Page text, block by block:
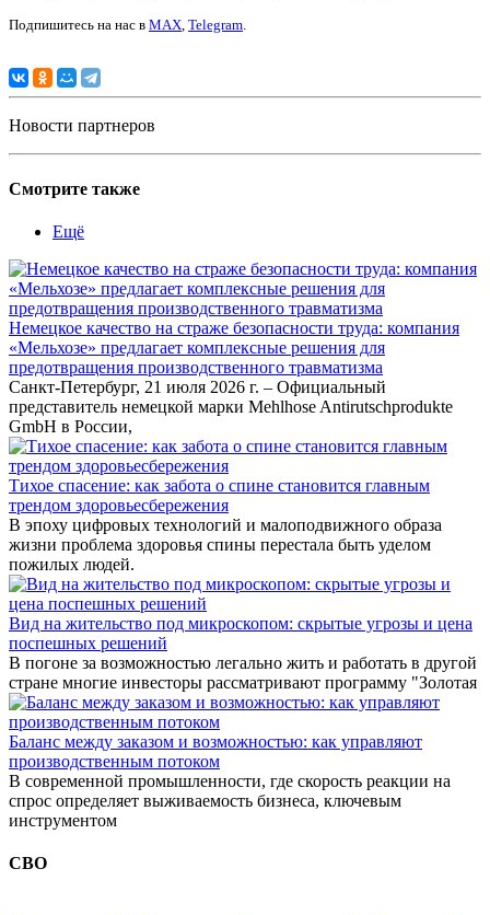
Подпишитесь на нас в MAX, Telegram.
Новости партнеров
Смотрите также
Ещё
Немецкое качество на страже безопасности труда: компания
«Мельхозе» предлагает комплексные решения для
предотвращения производственного травматизма
Санкт-Петербург, 21 июля 2026 г. – Официальный
представитель немецкой марки Mehlhose Antirutschprodukte
GmbH в России,
Тихое спасение: как забота о спине становится главным
трендом здоровьесбережения
В эпоху цифровых технологий и малоподвижного образа
жизни проблема здоровья спины перестала быть уделом
пожилых людей.
Вид на жительство под микроскопом: скрытые угрозы и цена
поспешных решений
В погоне за возможностью легально жить и работать в другой
стране многие инвесторы рассматривают программу "Золотая
Баланс между заказом и возможностью: как управляют
производственным потоком
В современной промышленности, где скорость реакции на
спрос определяет выживаемость бизнеса, ключевым
инструментом
СВО